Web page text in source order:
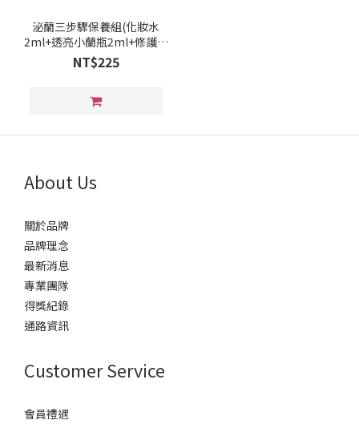
泌蘭三步驟保養組(化妝水
2ml+透亮小蘭瓶2ml+修護晚
霜2g)
NT$225
About Us
關於品牌
品牌理念
最新消息
專業團隊
得獎紀錄
通路資訊
Customer Service
會員禮遇